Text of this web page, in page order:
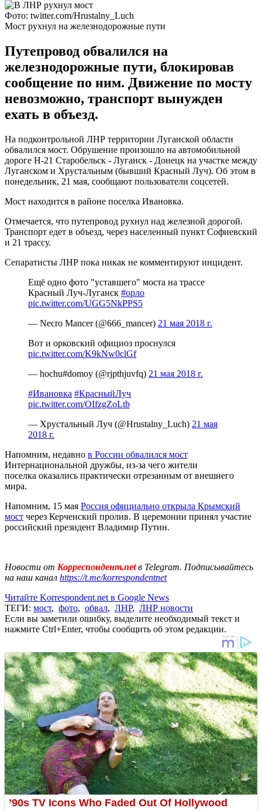
Фото: twitter.com/Hrustalny_Luch
Мост рухнул на железнодорожные пути
Путепровод обвалился на
железнодорожные пути, блокировав
сообщение по ним. Движение по мосту
невозможно, транспорт вынужден
ехать в объезд.
На подконтрольной ЛНР территории Луганской области
обвалился мост. Обрушение произошло на автомобильной
дороге Н-21 Старобельск - Луганск - Донецк на участке между
Луганском и Хрустальным (бывший Красный Луч). Об этом в
понедельник, 21 мая, сообщают пользователи соцсетей.
Мост находится в районе поселка Ивановка.
Отмечается, что путепровод рухнул над железной дорогой.
Транспорт едет в объезд, через населенный пункт Софиевский
и 21 трассу.
Сепаратисты ЛНР пока никак не комментируют инцидент.
Ещё одно фото "уставшего" моста на трассе
Красный Луч-Луганск #орло
pic.twitter.com/UGG5NkPPS5
— Necro Mancer (@666_mancer) 21 мая 2018 г.
Вот и орковский официоз проснулся
pic.twitter.com/K9kNw0clGf
— hochu#domoy (@rjpthjuvfq) 21 мая 2018 г.
#Ивановка #КрасныйЛуч
pic.twitter.com/OIfzgZoLtb
— Хрустальный Луч (@Hrustalny_Luch) 21 мая
2018 г.
Напомним, недавно в России обвалился мост
Интернациональной дружбы, из-за чего жители
поселка оказались практически отрезанным от внешнего
мира.
Напомним, 15 мая Россия официально открыла Крымский
мост через Керченский пролив. В церемонии принял участие
российский президент Владимир Путин.
Новости от Корреспондент.netв Telegram. Подписывайтесь
на наш канал https://t.me/korrespondentnet
Читайте Korrespondent.net в Google News
ТЕГИ: мост, фото, обвал, ЛНР, ЛНР новости
Если вы заметили ошибку, выделите необходимый текст и
нажмите Ctrl+Enter, чтобы сообщить об этом редакции.